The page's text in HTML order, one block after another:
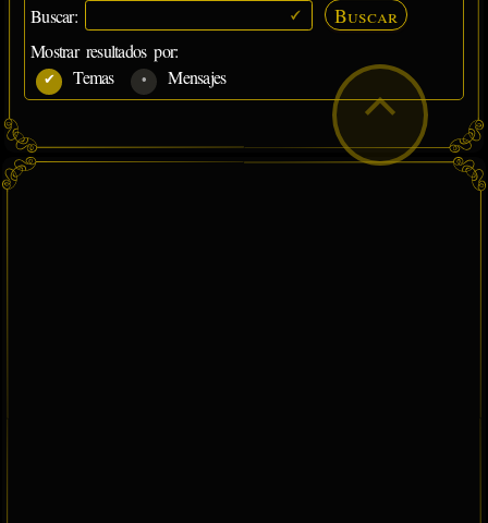
Buscar: Buscar
Mostrar resultados por:
Temas
Mensajes